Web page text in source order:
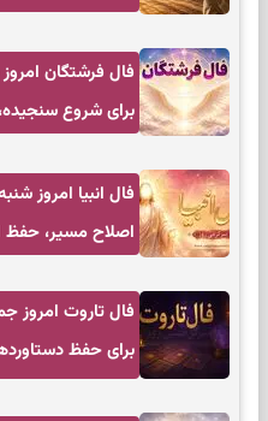
برای شروع
اصلاح مسیر، حفظ
برای حفظ